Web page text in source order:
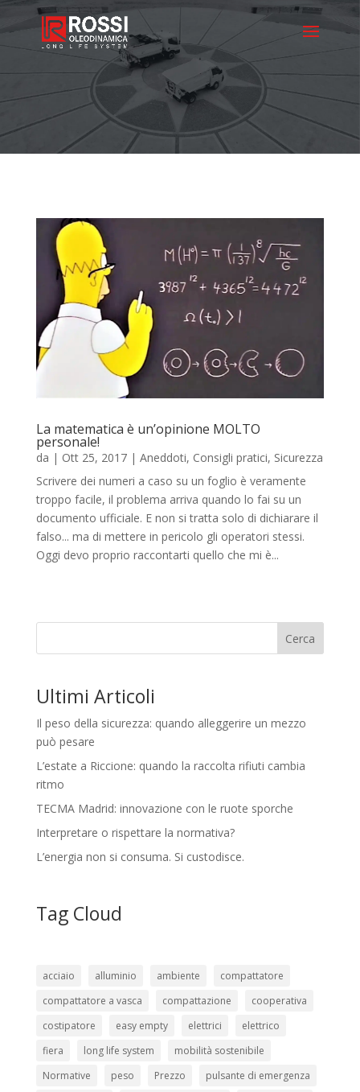
La matematica è un’opinione MOLTO
personale!
da | Ott 25, 2017| Aneddoti, Consigli pratici, Sicurezza
Scrivere dei numeri a caso su un foglio è veramente
troppo facile, il problema arriva quando lo fai su un
documento ufficiale. E non si tratta solo di dichiarare il
falso... ma di mettere in pericolo gli operatori stessi.
Oggi devo proprio raccontarti quello che mi è...
Cerca
Ultimi Articoli
Il peso della sicurezza: quando alleggerire un mezzo
può pesare
L’estate a Riccione: quando la raccolta rifiuti cambia
ritmo
TECMA Madrid: innovazione con le ruote sporche
Interpretare o rispettare la normativa?
L’energia non si consuma. Si custodisce.
Tag Cloud
acciaio alluminio ambiente
compattatore
compattatore a vasca
compattazione
cooperativa
costipatore
easy empty elettrici
elettrico
fiera
long life system
mobilità sostenibile
Normative
peso Prezzo
pulsante di emergenza